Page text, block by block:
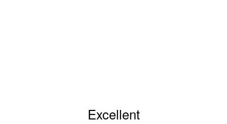
Excellent